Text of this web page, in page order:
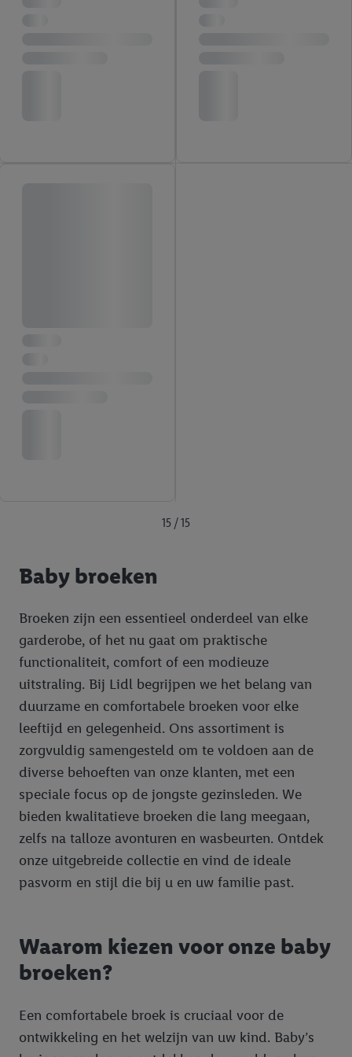
15 / 15
Baby broeken
Broeken zijn een essentieel onderdeel van elke
garderobe, of het nu gaat om praktische
functionaliteit, comfort of een modieuze
uitstraling. Bij Lidl begrijpen we het belang van
duurzame en comfortabele broeken voor elke
leeftijd en gelegenheid. Ons assortiment is
zorgvuldig samengesteld om te voldoen aan de
diverse behoeften van onze klanten, met een
speciale focus op de jongste gezinsleden. We
bieden kwalitatieve broeken die lang meegaan,
zelfs na talloze avonturen en wasbeurten. Ontdek
onze uitgebreide collectie en vind de ideale
pasvorm en stijl die bij u en uw familie past.
Waarom kiezen voor onze baby
broeken?
Een comfortabele broek is cruciaal voor de
ontwikkeling en het welzijn van uw kind. Baby’s